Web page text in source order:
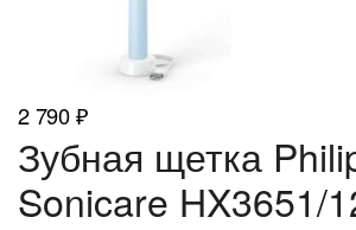
2 790₽
Зубная щетка
Sonicare HX3651/